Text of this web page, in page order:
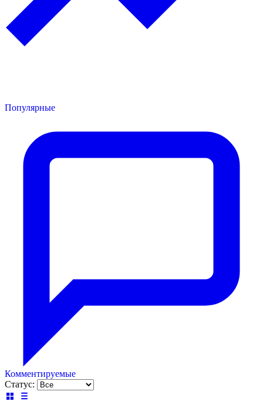
Популярные
Комментируемые
Статус: